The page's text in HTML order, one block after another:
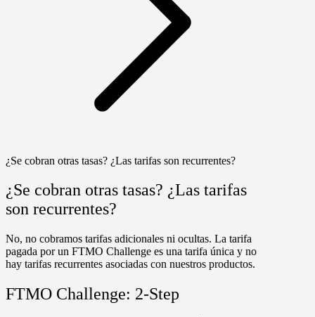
¿Se cobran otras tasas? ¿Las tarifas son recurrentes?
¿Se cobran otras tasas? ¿Las tarifas
son recurrentes?
No, no cobramos tarifas adicionales ni ocultas. La tarifa
pagada por un FTMO Challenge es una tarifa única y no
hay tarifas recurrentes asociadas con nuestros productos.
FTMO Challenge: 2-Step